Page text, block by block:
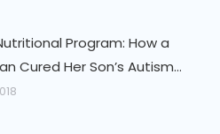
Program: How a
Cured Her Son’s Autism…